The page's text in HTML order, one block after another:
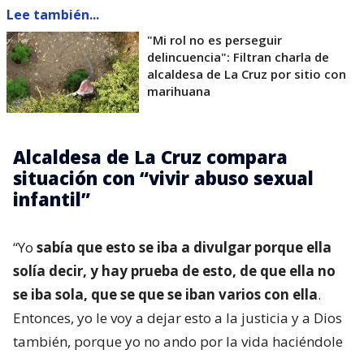
Lee también...
"Mi rol no es perseguir
delincuencia": Filtran charla de
alcaldesa de La Cruz por sitio con
marihuana
Alcaldesa de La Cruz compara
situación con “vivir abuso sexual
infantil”
“Yo sabía que esto se iba a divulgar porque ella
solía decir, y hay prueba de esto, de que ella no
se iba sola, que se que se iban varios con ella.
Entonces, yo le voy a dejar esto a la justicia y a Dios
también, porque yo no ando por la vida haciéndole